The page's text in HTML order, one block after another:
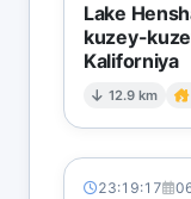
Lake
kuzey-
Kaliforniya
12.9 km
23:19:17